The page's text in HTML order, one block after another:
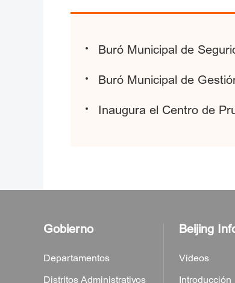
Buró Municipal de
Buró Municipal de
Inaugura el Centro de
Gobierno
Departamentos
Distritos Administrativos
Beijing
Vídeos
Introducción